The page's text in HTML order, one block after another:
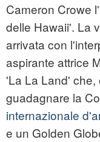
Cameron Crowe
delle Hawaii'. La
arrivata con
aspirante attrice
'La La Land' che,
guadagnare la
internazionale
e un Golden